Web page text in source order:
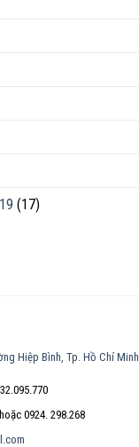
(17)
Hiệp Bình, Tp. Hồ Chí Minh
hoặc 0924. 298.268